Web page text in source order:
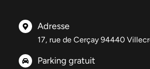
Adresse
17, rue de Cerçay 94440
Parking gratuit